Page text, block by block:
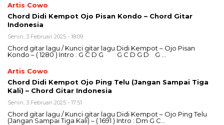
Artis Cowo
Chord Didi Kempot Ojo Pisan Kondo – Chord Gitar
Indonesia
Senin, 3 Februari 2025 - 18:09
Chord gitar lagu / Kunci gitar lagu Didi Kempot – Ojo Pisan
Kondo – ( 1280 ) Intro : G C D G G C D G D G …
Artis Cowo
Chord Didi Kempot Ojo Ping Telu (Jangan Sampai Tiga
Kali) – Chord Gitar Indonesia
Senin, 3 Februari 2025 - 17:51
Chord gitar lagu / Kunci gitar lagu Didi Kempot – Ojo Ping Telu
(Jangan Sampai Tiga Kali) – ( 1691 ) Intro : Dm G C…